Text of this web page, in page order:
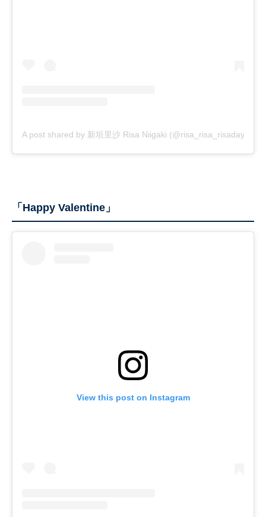
A post shared by 新垣里沙 Risa Niigaki (@risa_risa_risadayo)
「Happy Valentine」
View this post on Instagram